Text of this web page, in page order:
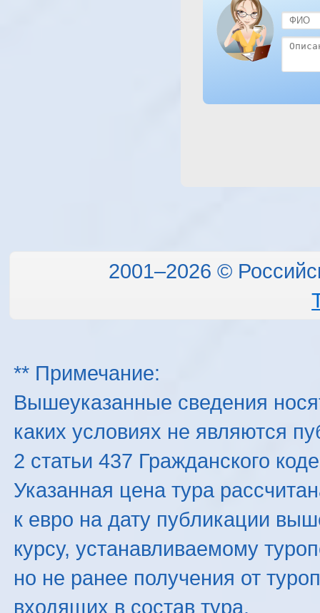
2001–2026 ©
** Примечание:
Вышеуказанные сведения
каких условиях не являются
2 статьи 437 Гражданского
Указанная цена тура
к евро на дату публикации
курсу, устанавливаемому
но не ранее получения от
входящих в состав тура.